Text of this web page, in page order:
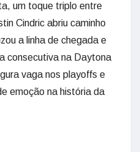
um toque triplo entre
Cindric abriu caminho
a linha de chegada e
consecutiva na Daytona
vaga nos playoffs e
emoção na história da